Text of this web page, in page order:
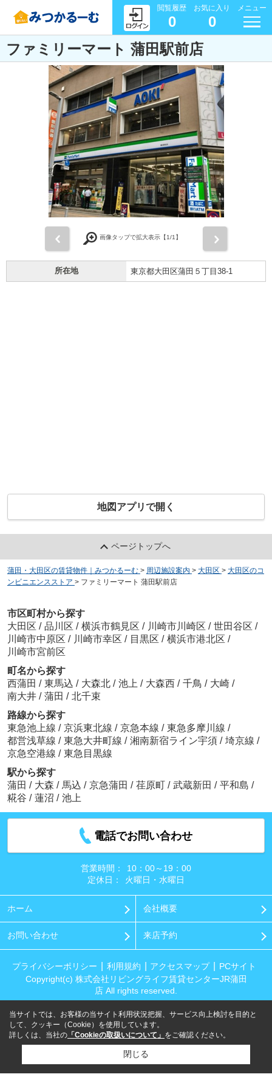
閲覧履歴
0
お気に入り
0
メニュー
ファミリーマート 蒲田駅前店
画像タップで拡大表示【1/1】
所在地 東京都大田区蒲田５丁目38-1
地図アプリで開く
ページトップへ
蒲田・大田区の賃貸物件｜みつかるーむ > 周辺施設案内 > 大田区 > 大田区のコ
ンビニエンスストア > ファミリーマート 蒲田駅前店
市区町村から探す
大田区 / 品川区 / 横浜市鶴見区 / 川崎市川崎区 / 世田谷区 /
川崎市中原区 / 川崎市幸区 / 目黒区 / 横浜市港北区 /
川崎市宮前区
町名から探す
西蒲田 / 東馬込 / 大森北 / 池上 / 大森西 / 千鳥 / 大崎 /
南大井 / 蒲田 / 北千束
路線から探す
東急池上線 / 京浜東北線 / 京急本線 / 東急多摩川線 /
都営浅草線 / 東急大井町線 / 湘南新宿ライン宇須 / 埼京線 /
京急空港線 / 東急目黒線
駅から探す
蒲田 / 大森 / 馬込 / 京急蒲田 / 荏原町 / 武蔵新田 / 平和島 /
糀谷 / 蓮沼 / 池上
電話でお問い合わせ
営業時間：
10：00～19：00
定休日：
火曜日・水曜日
ホーム 会社概要
お問い合わせ 来店予約
プライバシーポリシー 利用規約 アクセスマップ
PCサイト
Copyright(c) 株式会社リビングライフ賃貸センターJR蒲田
店 All rights reserved.
当サイトでは、お客様の当サイト利用状況把握、サービス向上検討を目的と
して、クッキー（Cookie）を使用しています。
詳しくは、当社の 「Cookieの取扱いについて」 をご確認ください。
閉じる